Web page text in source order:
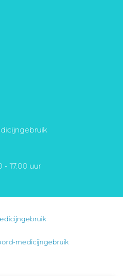
17.00 uur
medicijngebruik